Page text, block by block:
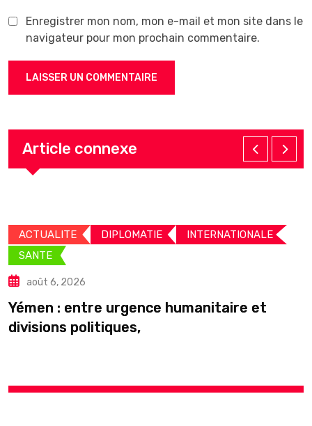
Enregistrer mon nom, mon e-mail et mon site dans le
navigateur pour mon prochain commentaire.
Article connexe
ACTUALITE DIPLOMATIE
INTERNATIONALE
SANTE
août 6, 2026
Yémen : entre urgence humanitaire et
divisions politiques,